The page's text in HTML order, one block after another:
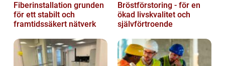
Fiberinstallation grunden
för ett stabilt och
framtidssäkert nätverk
Bröstförstoring - för en
ökad livskvalitet och
självförtroende